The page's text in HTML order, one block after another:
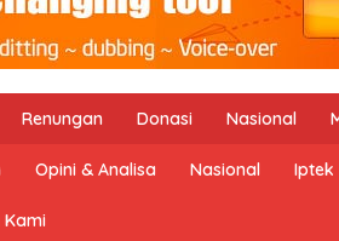
Renungan Donasi Nasional
Opini & Analisa Nasional Iptek
Kami